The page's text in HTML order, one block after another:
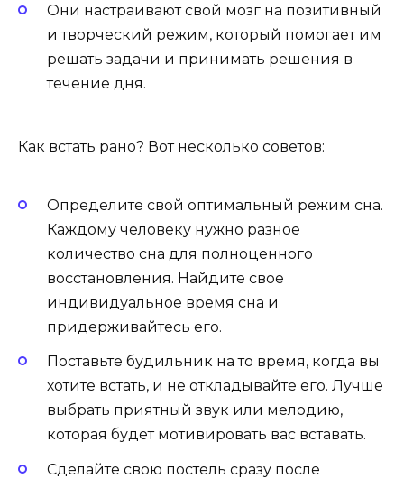
Они настраивают свой мозг на позитивный
и творческий режим, который помогает им
решать задачи и принимать решения в
течение дня.
Как встать рано? Вот несколько советов:
Определите свой оптимальный режим сна.
Каждому человеку нужно разное
количество сна для полноценного
восстановления. Найдите свое
индивидуальное время сна и
придерживайтесь его.
Поставьте будильник на то время, когда вы
хотите встать, и не откладывайте его. Лучше
выбрать приятный звук или мелодию,
которая будет мотивировать вас вставать.
Сделайте свою постель сразу после